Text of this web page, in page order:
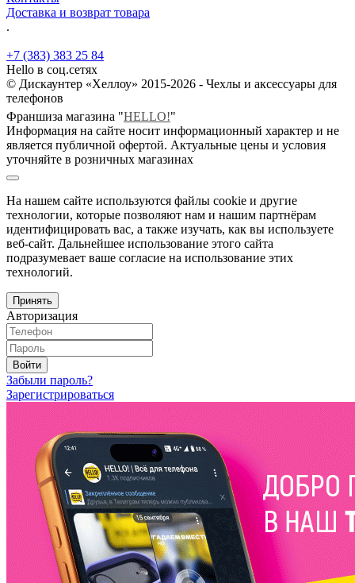
Доставка и возврат товара
.
+7 (383) 383 25 84
Hello в соц.сетях
© Дискаунтер «Хеллоу» 2015-2026 - Чехлы и аксессуары для
телефонов
Франшиза магазина "HELLO!"
Информация на сайте носит информационный характер и не
является публичной офертой. Актуальные цены и условия
уточняйте в розничных магазинах
На нашем сайте используются файлы cookie и другие
технологии, которые позволяют нам и нашим партнёрам
идентифицировать вас, а также изучать, как вы используете
веб-сайт. Дальнейшее использование этого сайта
подразумевает ваше согласие на использование этих
технологий.
Принять
Авторизация
Войти
Забыли пароль?
Зарегистрироваться